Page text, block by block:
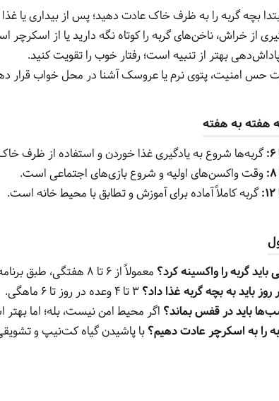
بچه گربه را به ظرف خاک عادت دهید؛ پس از بیداری یا
از خراش، ناخن‌های گربه را کوتاه نگه دارید یا از اسکرچر
بهتر از تنبیه است؛ رفتار خوب را تقویت کنید.
حس امنیت، پتوی نرم یا عروسک آشنا در محل خواب قرار
هفته به هفته
گربه‌ها شروع به یادگیری غذا خوردن و استفاده از ظرف
وقت واکسن‌های اولیه و شروع بازی‌های اجتماعی است.
گربه کاملاً آماده برای آموزش و تطابق با محیط خانه است.
گربه را واکسینه کرد؟ معمولاً از ۶ تا ۸ هفتگی، طبق برنامه دامپزشک.
روز باید به بچه گربه غذا داد؟
باید در قفس بماند؟ اگر محیط امن نیست، بله؛ اما
را به اسکرچر عادت دهیم؟با پاشیدن گیاه کت‌نیپ و